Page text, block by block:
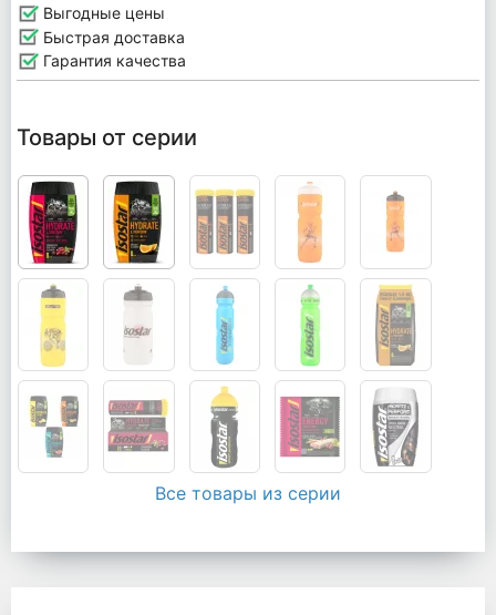
Выгодные цены
Быстрая доставка
Гарантия качества
Товары от серии
Все товары из серии